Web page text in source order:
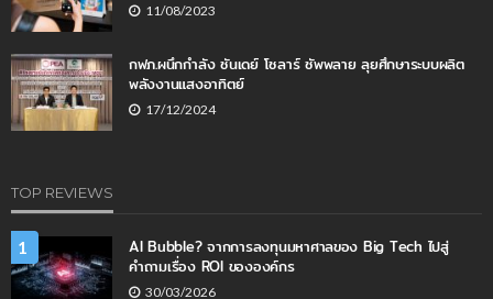
11/08/2023
กฟภ.ผนึกกำลัง ซันเดย์ โซลาร์ ซัพพลาย ลุยศึกษาระบบผลิต
พลังงานแสงอาทิตย์
17/12/2024
TOP REVIEWS
1
AI Bubble? จากการลงทุนมหาศาลของ Big Tech ไปสู่
คำถามเรื่อง ROI ขององค์กร
30/03/2026